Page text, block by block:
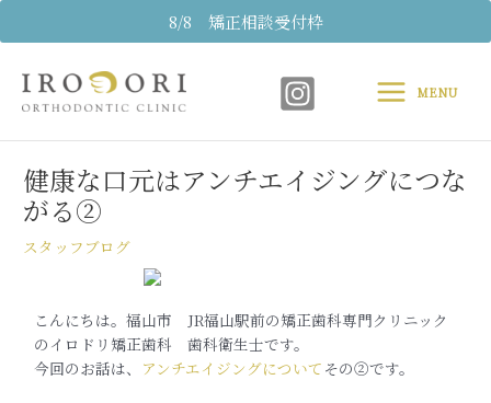
8/8 矯正相談受付枠
容
MenuMENU
健康な口元はアンチエイジングにつな
がる②
スタッフブログ
こんにちは。福山市 JR福山駅前の矯正歯科専門クリニック
のイロドリ矯正歯科 歯科衛生士です。
今回のお話は、 アンチエイジングについて その②です。